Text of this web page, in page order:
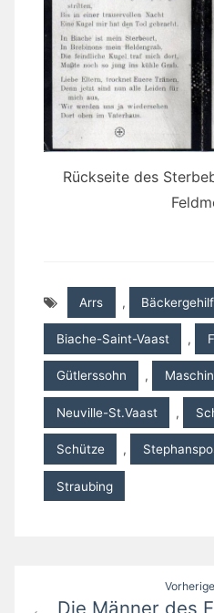
Rückseite des
Arrs ,
Biache-Saint-Vaast ,
Gütlerssohn ,
Neuville-St.Vaast ,
Schütze ,
Straubing
Die Männer des